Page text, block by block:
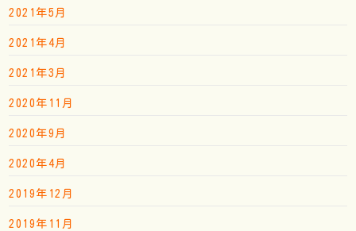
2021年5月
2021年4月
2021年3月
2020年11月
2020年9月
2020年4月
2019年12月
2019年11月